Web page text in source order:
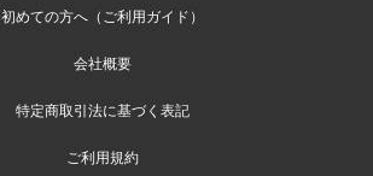
初めての方へ（ご利用ガイド）
会社概要
特定商取引法に基づく表記
ご利用規約